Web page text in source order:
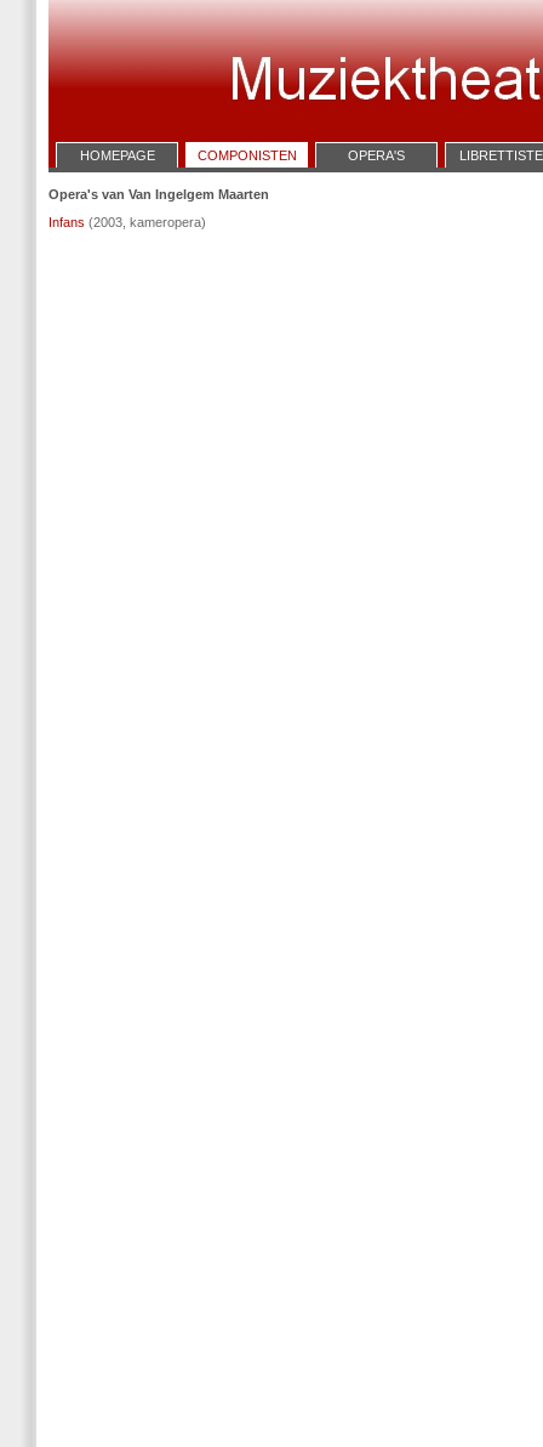
HOMEPAGE COMPONISTEN OPERA'S
Opera's van Van Ingelgem Maarten
Infans (2003, kameropera)